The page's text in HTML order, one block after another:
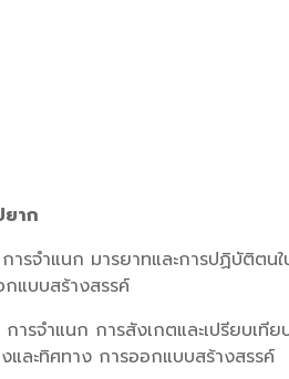
าก
จำแนก มารยาทและการปฏิบัติตน
แบบสร้างสรรค์
รจำแนก การสังเกตและเปรียบเ
และทิศทาง การออกแบบสร้างสรรค์